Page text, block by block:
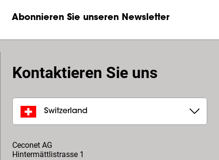
Abonnieren Sie unseren Newsletter
Kontaktieren Sie uns
Switzerland
Ceconet AG
Hintermättlistrasse 1